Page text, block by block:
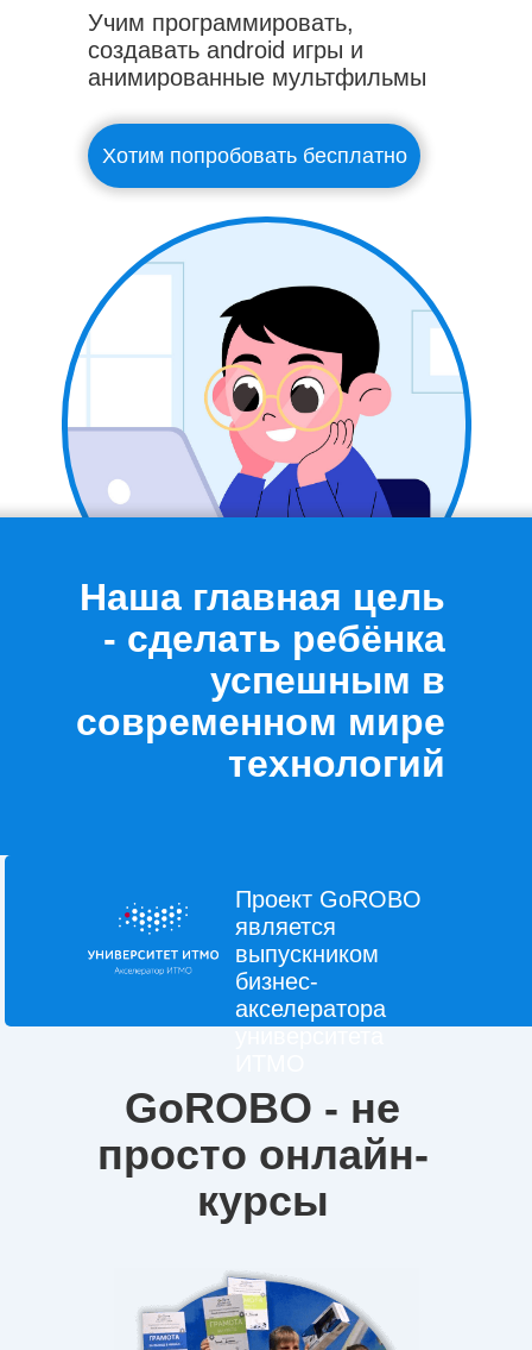
Учим программировать,
создавать android игры и
анимированные мультфильмы
Хотим попробовать бесплатно
Наша главная цель
- сделать ребёнка
успешным в
современном мире
технологий
GoROBO - не
просто онлайн-
курсы
Проект GoROBO
является
выпускником
бизнес-
акселератора